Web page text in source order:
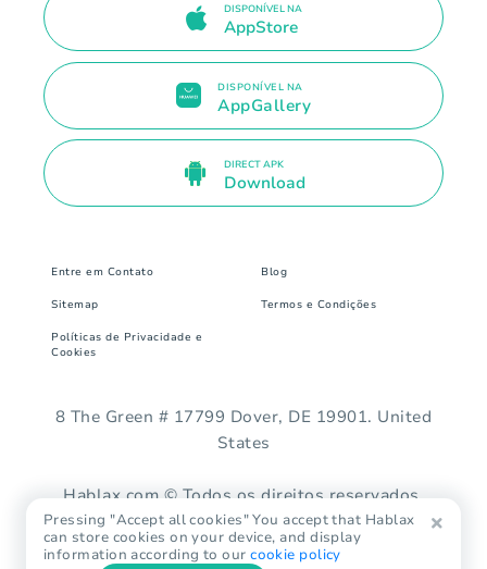
DISPONÍVEL NA
AppStore
DISPONÍVEL NA
AppGallery
DIRECT APK
Download
Entre em Contato Blog
Sitemap Termos e Condições
Políticas de Privacidade e
Cookies
8 The Green # 17799 Dover, DE 19901. United
States
Hablax.com © Todos os direitos reservados.
Pressing "Accept all cookies" You accept that Hablax
can store cookies on your device, and display
information according to ourcookie policy